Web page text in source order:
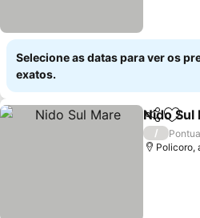
Selecione as datas para ver os
exatos.
Partilhar
Nido Sul
/
Policoro,